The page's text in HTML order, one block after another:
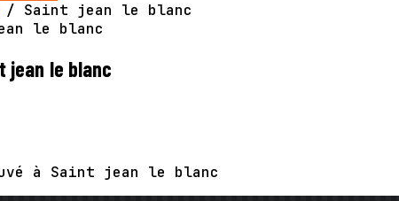
/ Saint jean le blanc
le blanc
jean le blanc
à Saint jean le blanc